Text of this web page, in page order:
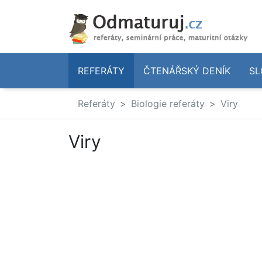
REFERÁTY ČTENÁŘSKÝ DENÍK
Referáty Biologie referáty Viry
Viry